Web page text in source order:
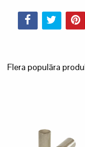
Flera populära